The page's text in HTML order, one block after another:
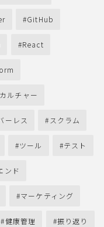
GitHub
React
カルチャー
ーレス スクラム
ツール テスト
ンド
マーケティング
健康管理 振り返り